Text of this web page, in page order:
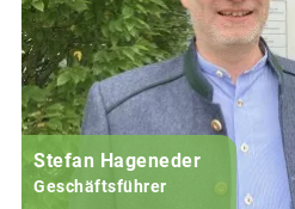
Stefan Hageneder
Geschäftsführer